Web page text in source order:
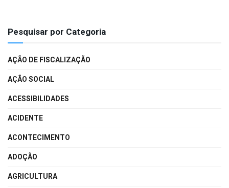
Pesquisar por Categoria
AÇÃO DE FISCALIZAÇÃO
AÇÃO SOCIAL
ACESSIBILIDADES
ACIDENTE
ACONTECIMENTO
ADOÇÃO
AGRICULTURA